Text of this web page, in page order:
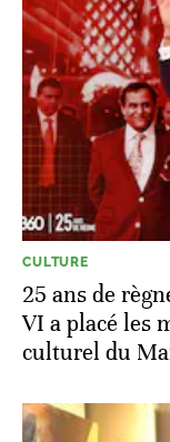
CULTURE
25 ans de
VI a placé les
culturel du